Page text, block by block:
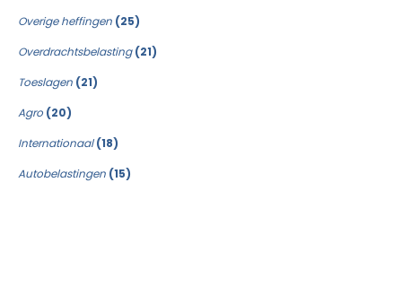
Overige heffingen (25)
Overdrachtsbelasting(21)
Toeslagen (21)
Agro (20)
Internationaal(18)
Autobelastingen (15)